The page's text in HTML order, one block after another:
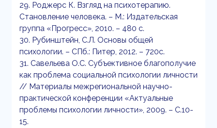
29. Роджерс К. Взгляд на психотерапию.
Становление человека. – М.: Издательская
группа «Прогресс», 2010. – 480 с.
30. Рубинштейн, С.Л. Основы общей
психологии. – СПб.: Питер, 2012. – 720с.
31. Савельева О.С. Субъективное благополучие
как проблема социальной психологии личности
// Материалы межрегиональной научно-
практической конференции «Актуальные
проблемы психологии личности», 2009. – С.10-
15.